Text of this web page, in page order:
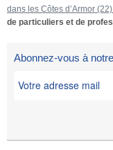
dans les Côtes d’Armor (22).
de particuliers et de
Abonnez-vous à